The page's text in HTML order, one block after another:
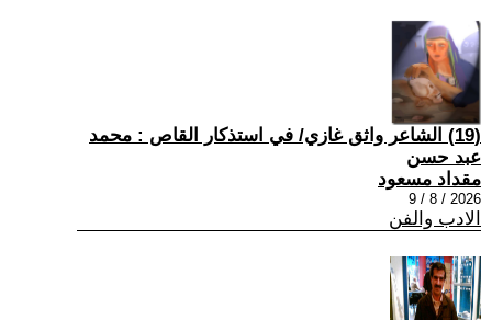
(19) الشاعر واثق غازي/ في استذكار القاص : محمد
عبد حسن
مقداد مسعود
2026 / 8 / 9
الادب والفن